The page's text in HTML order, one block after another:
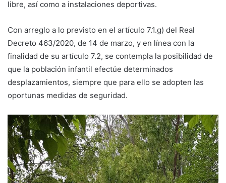
libre, así como a instalaciones deportivas.
Con arreglo a lo previsto en el artículo 7.1.g) del Real
Decreto 463/2020, de 14 de marzo, y en línea con la
finalidad de su artículo 7.2, se contempla la posibilidad de
que la población infantil efectúe determinados
desplazamientos, siempre que para ello se adopten las
oportunas medidas de seguridad.